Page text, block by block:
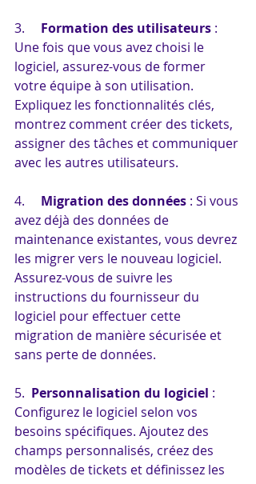
3. Formation des utilisateurs :
Une fois que vous avez choisi le
logiciel, assurez-vous de former
votre équipe à son utilisation.
Expliquez les fonctionnalités clés,
montrez comment créer des tickets,
assigner des tâches et communiquer
avec les autres utilisateurs.
4. Migration des données : Si vous
avez déjà des données de
maintenance existantes, vous devrez
les migrer vers le nouveau logiciel.
Assurez-vous de suivre les
instructions du fournisseur du
logiciel pour effectuer cette
migration de manière sécurisée et
sans perte de données.
5. Personnalisation du logiciel :
Configurez le logiciel selon vos
besoins spécifiques. Ajoutez des
champs personnalisés, créez des
modèles de tickets et définissez les